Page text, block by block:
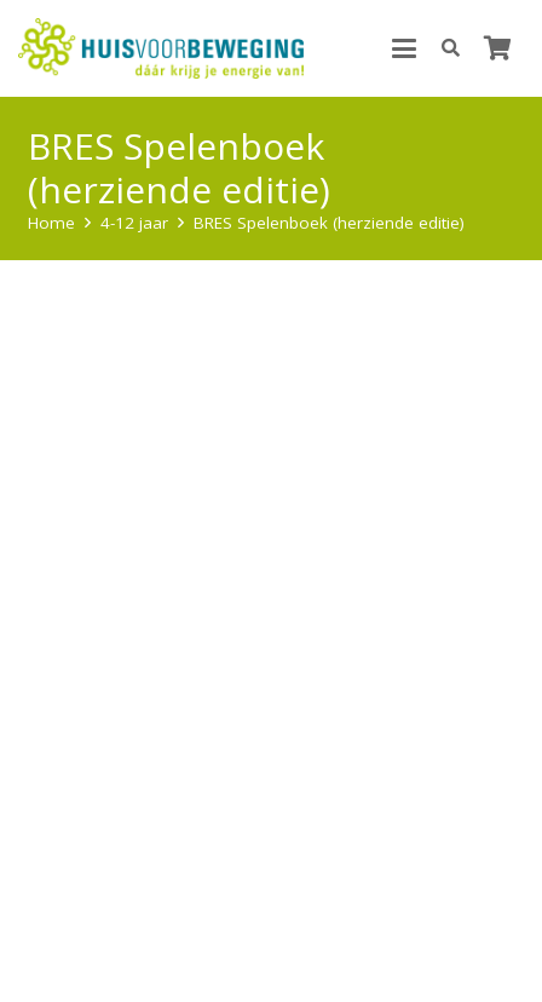
BRES Spelenboek
(herziende editie)
Home 4-12 jaar BRES Spelenboek (herziende editie)